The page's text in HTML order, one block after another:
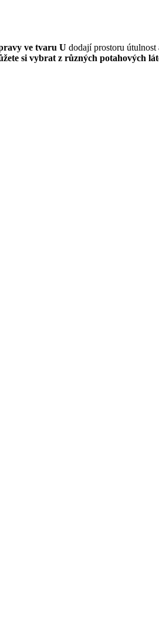
ve tvaru U dodají prostoru útulnost
si vybrat z různých potahových